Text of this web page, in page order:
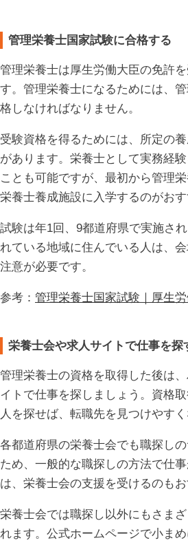
管理栄養士国家試験に合格する
管理栄養士は厚生労働大臣の免許
す。管理栄養士になるためには、
格しなければなりません。
受験資格を得るためには、所定の
があります。栄養士として実務経
ことも可能ですが、最初から管理
栄養士養成施設に入学するのがおす
試験は年1回、9都道府県で実施さ
れている地域に住んでいる人は、
注意が必要です。
参考： 管理栄養士国家試験｜厚生
栄養士会や求人サイトで仕事を探
管理栄養士の資格を取得した後は
イトで仕事を探しましょう。資格
人を探せば、転職先を見つけやすく
各都道府県の栄養士会でも職探し
ため、一般的な職探しの方法で仕
は、栄養士会の支援を受けるのもお
栄養士会では職探し以外にもさま
れます。公式ホームページで小ま